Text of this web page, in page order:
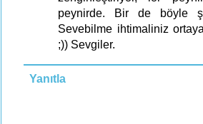
peynirde. Bir de böyle
Sevebilme ihtimaliniz
;)) Sevgiler.
Yanıtla